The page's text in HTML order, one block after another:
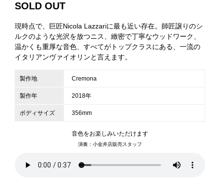
SOLD OUT
現時点で、巨匠Nicola Lazzariに最も近い存在。師匠譲りのシ
ルクのような光沢を放つニス、緻密で丁寧なウッドワーク、
温かくも重厚な音色、すべてがトップクラスにある、一流の
イタリアンヴァイオリンと言えます。
製作地 Cremona
製作年 2018年
ボディサイズ 356mm
音色をお楽しみいただけます
演奏：小金井店販売スタッフ
小金井店ショールーム
取り扱い楽器